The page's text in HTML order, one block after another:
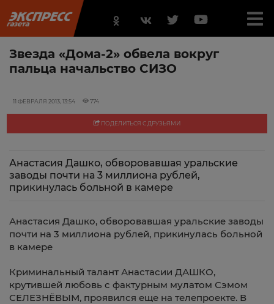
Звезда «Дома-2» обвела вокруг
пальца начальство СИЗО
11 ФЕВРАЛЯ 2013, 13:54 774
ПОДЕЛИТЬСЯ С ДРУЗЬЯМИ
Анастасия Дашко, обворовавшая уральские
заводы почти на 3 миллиона рублей,
прикинулась больной в камере
Анастасия Дашко, обворовавшая уральские заводы
почти на 3 миллиона рублей, прикинулась больной
в камере
Криминальный талант Анастасии ДАШКО,
крутившей любовь с фактурным мулатом Сэмом
СЕЛЕЗНЁВЫМ, проявился еще на телепроекте. В